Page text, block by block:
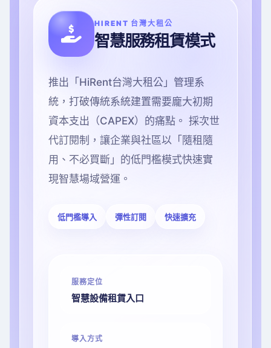
HIRENT 台灣大租公
智慧服務租賃模式
推出「HiRent台灣大租公」管理系
統，打破傳統系統建置需要龐大初期
資本支出（CAPEX）的痛點。 採次世
代訂閱制，讓企業與社區以「隨租隨
用、不必買斷」的低門檻模式快速實
現智慧場域營運。
低門檻導入 彈性訂閱 快速擴充
服務定位
智慧設備租賃入口
導入方式